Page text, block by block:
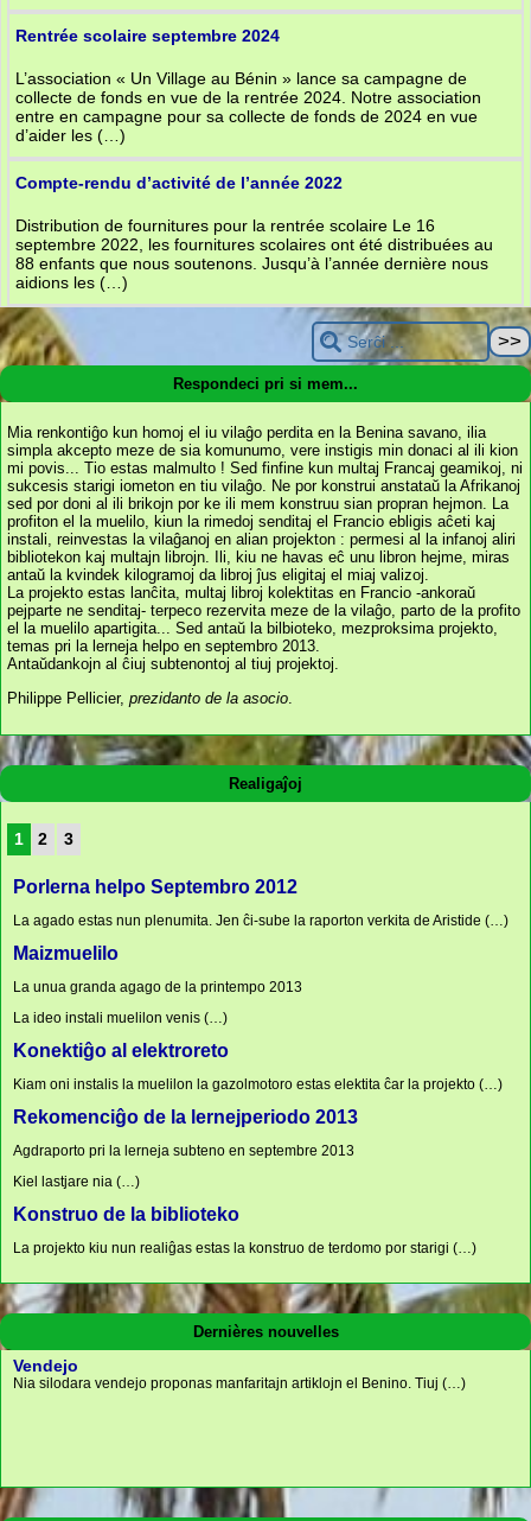
Rentrée scolaire septembre 2024
L’association « Un Village au Bénin » lance sa campagne de
collecte de fonds en vue de la rentrée 2024. Notre association
entre en campagne pour sa collecte de fonds de 2024 en vue
d’aider les (…)
Compte-rendu d’activité de l’année 2022
Distribution de fournitures pour la rentrée scolaire Le 16
septembre 2022, les fournitures scolaires ont été distribuées au
88 enfants que nous soutenons. Jusqu’à l’année dernière nous
aidions les (…)
Respondeci pri si mem...
Mia renkontiĝo kun homoj el iu vilaĝo perdita en la Benina savano, ilia
simpla akcepto meze de sia komunumo, vere instigis min donaci al ili kion
mi povis... Tio estas malmulto ! Sed finfine kun multaj Francaj geamikoj, ni
sukcesis starigi iometon en tiu vilaĝo. Ne por konstrui anstataŭ la Afrikanoj
sed por doni al ili brikojn por ke ili mem konstruu sian propran hejmon. La
profiton el la muelilo, kiun la rimedoj senditaj el Francio ebligis aĉeti kaj
instali, reinvestas la vilaĝanoj en alian projekton : permesi al la infanoj aliri
bibliotekon kaj multajn librojn. Ili, kiu ne havas eĉ unu libron hejme, miras
antaŭ la kvindek kilogramoj da libroj ĵus eligitaj el miaj valizoj.
La projekto estas lanĉita, multaj libroj kolektitas en Francio -ankoraŭ
pejparte ne senditaj- terpeco rezervita meze de la vilaĝo, parto de la profito
el la muelilo apartigita... Sed antaŭ la bilbioteko, mezproksima projekto,
temas pri la lerneja helpo en septembro 2013.
Antaŭdankojn al ĉiuj subtenontoj al tiuj projektoj.
Philippe Pellicier, prezidanto de la asocio
Realigaĵoj
1 2 3
Porlerna helpo Septembro 2012
La agado estas nun plenumita. Jen ĉi-sube la raporton verkita de Aristide (…)
Maizmuelilo
La unua granda agago de la printempo 2013
La ideo instali muelilon venis (…)
Konektiĝo al elektroreto
Kiam oni instalis la muelilon la gazolmotoro estas elektita ĉar la projekto (…)
Rekomenciĝo de la lernejperiodo 2013
Agdraporto pri la lerneja subteno en septembre 2013
Kiel lastjare nia (…)
Konstruo de la biblioteko
La projekto kiu nun realiĝas estas la konstruo de terdomo por starigi (…)
Dernières nouvelles
Vendejo
Nia silodara vendejo proponas manfaritajn artiklojn el Benino. Tiuj (…)
Imposta rabato
Bona novaĵo por la donantoj kaj por niaj enspezoj Nia asocio ĵus ricevis (…)
Aliĝo al la asocio
Por subteni nian agadon Vi povas aliĝi al la asocio « Un village au (…)